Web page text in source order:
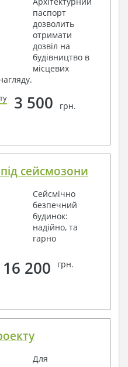
паспорт
дозволить
отримати
дозвіл на
будівництво в
місцевих
3 500 грн.
сейсмозони
Сейсмічно
безпечний
будинок:
надійно, та
гарно
16 200 грн.
Для